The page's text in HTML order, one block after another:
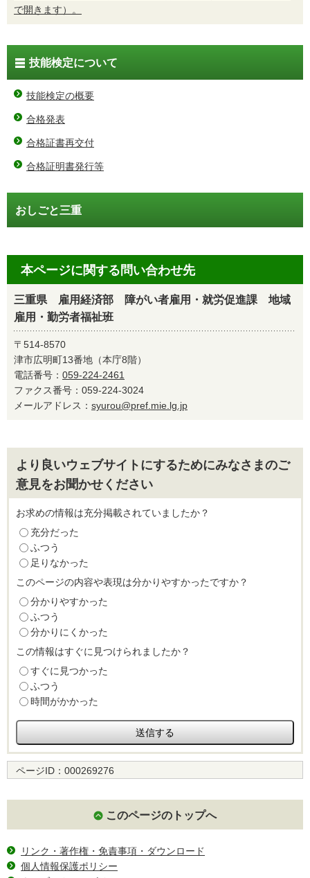
で開きます）。
技能検定について
技能検定の概要
合格発表
合格証書再交付
合格証明書発行等
おしごと三重
本ページに関する問い合わせ先
三重県 雇用経済部 障がい者雇用・就労促進課 地域
雇用・勤労者福祉班
〒514-8570
津市広明町13番地（本庁8階）
電話番号： 059-224-2461
ファクス番号：059-224-3024
メールアドレス： syurou@pref.mie.lg.jp
より良いウェブサイトにするためにみなさまのご
意見をお聞かせください
お求めの情報は充分掲載されていましたか？
充分だった
ふつう
足りなかった
このページの内容や表現は分かりやすかったですか？
分かりやすかった
ふつう
分かりにくかった
この情報はすぐに見つけられましたか？
すぐに見つかった
ふつう
時間がかかった
ページID： 000269276
このページのトップへ
リンク・著作権・免責事項・ダウンロード
個人情報保護ポリシー